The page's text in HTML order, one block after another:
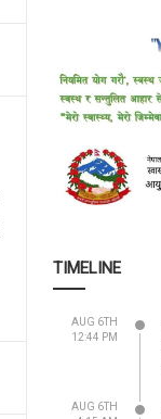
TIMELINE
AUG 6TH
12:44 PM
AUG 6TH